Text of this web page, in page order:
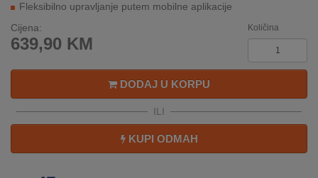
NA
RATE
I
NAMA
Fleksibilno upravljanje putem mobilne aplikacije
Cijena:
639,90 KM
Količina
DODAJ U KORPU
ILI
KUPI ODMAH